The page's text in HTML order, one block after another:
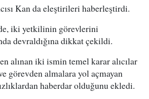
Kan da eleştirileri haberleştirdi.
iki yetkilinin görevlerini
devraldığına dikkat çekildi.
alınan iki ismin temel karar alıcılar
görevden almalara yol açmayan
haberdar olduğunu ekledi.